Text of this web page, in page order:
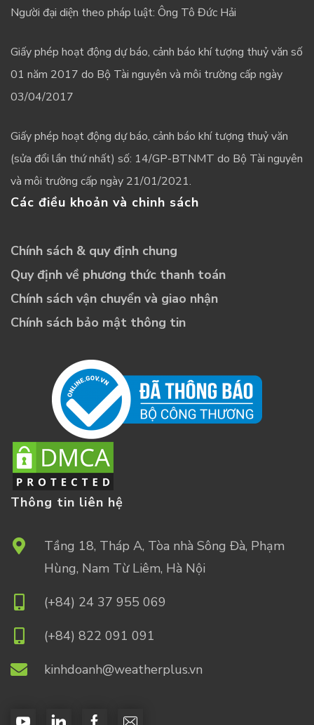
Người đại diện theo pháp luật: Ông Tô Đức Hải
Giấy phép hoạt động dự báo, cảnh báo khí tượng thuỷ văn số
01 năm 2017 do Bộ Tài nguyên và môi trường cấp ngày
03/04/2017
Giấy phép hoạt động dự báo, cảnh báo khí tượng thuỷ văn
(sửa đổi lần thứ nhất) số: 14/GP-BTNMT do Bộ Tài nguyên
và môi trường cấp ngày 21/01/2021.
Các điều khoản và chinh sách
Chính sách & quy định chung
Quy định về phương thức thanh toán
Chính sách vận chuyển và giao nhận
Chính sách bảo mật thông tin
Thông tin liên hệ
Tầng 18, Tháp A, Tòa nhà Sông Đà, Phạm
Hùng, Nam Từ Liêm, Hà Nội
(+84) 24 37 955 069
(+84) 822 091 091
kinhdoanh@weatherplus.vn